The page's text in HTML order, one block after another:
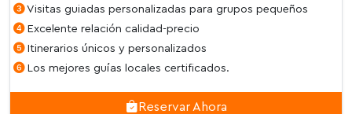
Visitas guiadas personalizadas para grupos pequeños
Excelente relación calidad-precio
Itinerarios únicos y personalizados
Los mejores guías locales certificados.
Reservar Ahora